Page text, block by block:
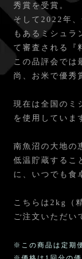
秀賞を受賞。
そして2022年
もあるミシュラ
て審査される『
この品評会では
尚、お米で優秀
現在は全国のミ
を使用していま
南魚沼の大地の
低温貯蔵するこ
に、いつでも食
こちらは2kg（
ご注文いただい
※この商品は定期